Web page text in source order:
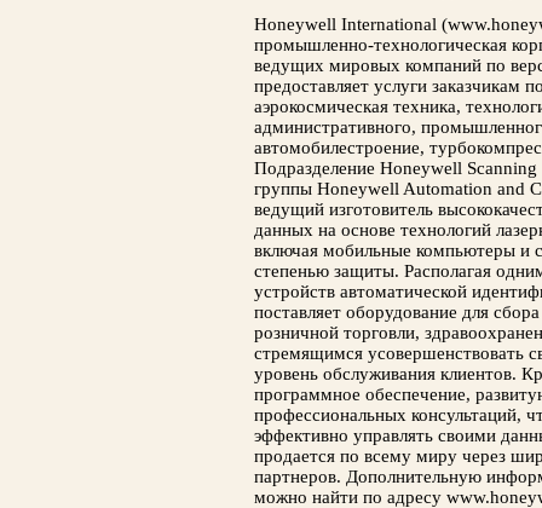
Honeywell International
промышленно-технологическая
ведущих мировых компаний по
предоставляет услуги заказчикам
аэрокосмическая техника,
административного,
автомобилестроение,
Подразделение Honeywell
группы Honeywell Automation and
ведущий изготовитель
данных на основе технологий
включая мобильные компьютеры и
степенью защиты. Располагая
устройств автоматической
поставляет оборудование для
розничной торговли,
стремящимся усовершенствовать
уровень обслуживания клиентов.
программное обеспечение,
профессиональных консультаций,
эффективно управлять своими
продается по всему миру через
партнеров. Дополнительную
можно найти по адресу